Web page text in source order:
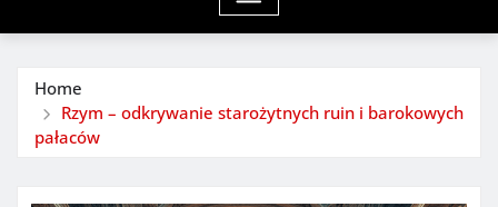
Home
Rzym – odkrywanie starożytnych ruin i barokowych
pałaców